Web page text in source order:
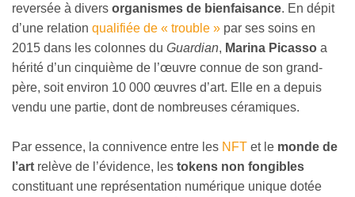
reversée à divers organismes de bienfaisance. En dépit
d’une relation qualifiée de « trouble » par ses soins en
2015 dans les colonnes du Guardian, Marina Picasso a
hérité d’un cinquième de l’œuvre connue de son grand-
père, soit environ 10 000 œuvres d’art. Elle en a depuis
vendu une partie, dont de nombreuses céramiques.
Par essence, la connivence entre les NFT et le monde de
l’art relève de l’évidence, les tokens non fongibles
constituant une représentation numérique unique dotée